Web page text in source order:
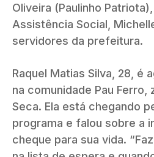
Oliveira (Paulinho
Assistência Social,
servidores da prefeitura.
Raquel Matias Silva, 28, é
na comunidade Pau Ferro,
Seca. Ela está chegando
programa e falou sobre a
cheque para sua vida.